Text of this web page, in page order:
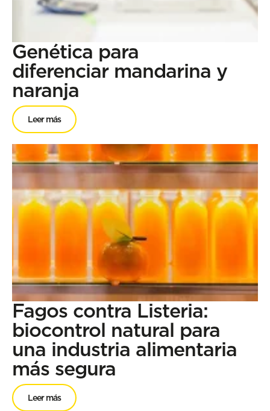
Genética para
diferenciar mandarina y
naranja
Leer más
Fagos contra Listeria:
biocontrol natural para
una industria alimentaria
más segura
Leer más